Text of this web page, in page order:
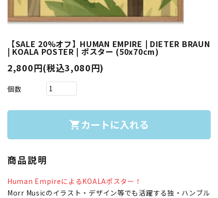
【SALE 20%オフ】HUMAN EMPIRE | DIETER BRAUN
| KOALA POSTER | ポスター (50x70cm)
2,800円(税込3,080円)
個数
shopping_cart カートに入れる
商品説明
Human EmpireによるKOALAポスター！
Morr Musicのイラスト・デザイン等でも活躍する独・ハンブル